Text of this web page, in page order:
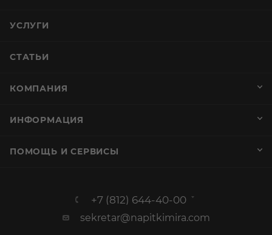
УСЛУГИ
СТАТЬИ
КОМПАНИЯ
ИНФОРМАЦИЯ
ПОМОЩЬ И СЕРВИСЫ
+7 (812) 644-40-00
sekretar@napitkimira.com